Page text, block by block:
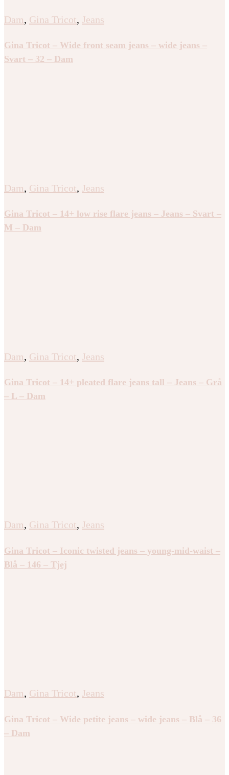
Dam, Gina Tricot, Jeans
Gina Tricot – Wide front seam jeans – wide jeans –
Svart – 32 – Dam
Dam, Gina Tricot, Jeans
Gina Tricot – 14+ low rise flare jeans – Jeans – Svart –
M – Dam
Dam, Gina Tricot, Jeans
Gina Tricot – 14+ pleated flare jeans tall – Jeans – Grå
– L – Dam
Dam, Gina Tricot, Jeans
Gina Tricot – Iconic twisted jeans – young-mid-waist –
Blå – 146 – Tjej
Dam, Gina Tricot, Jeans
Gina Tricot – Wide petite jeans – wide jeans – Blå – 36
– Dam